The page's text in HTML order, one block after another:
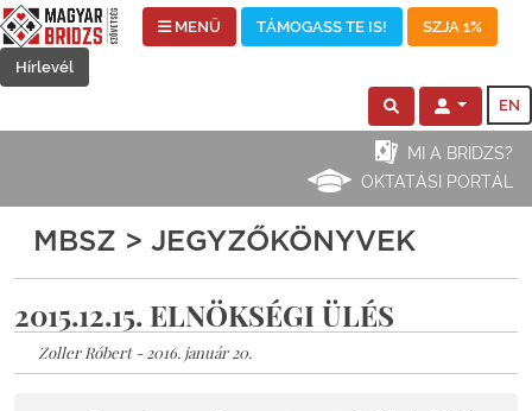
MENÜ TÁMOGASS TE IS! SZJA 1%
Hírlevél
EN
MI A BRIDZS?
OKTATÁSI PORTÁL
MBSZ > JEGYZŐKÖNYVEK
2015.12.15. ELNÖKSÉGI ÜLÉS
Zoller Róbert - 2016. január 20.